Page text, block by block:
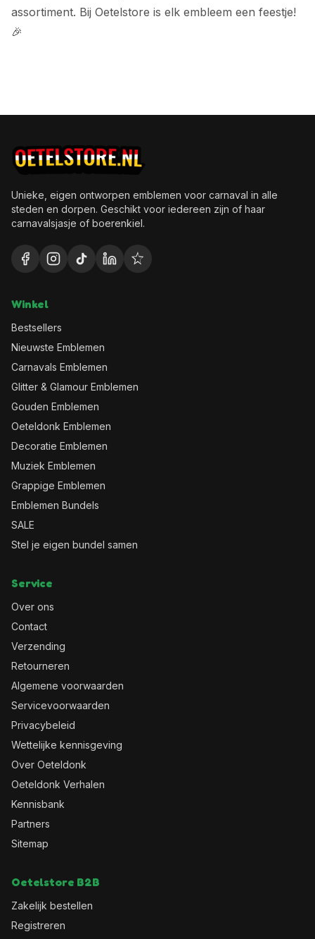
assortiment. Bij Oetelstore is elk embleem een feestje!
🎉
Unieke, eigen ontworpen emblemen voor carnaval in alle
steden en dorpen. Geschikt voor iedereen zijn of haar
carnavalsjasje of boerenkiel.
Winkel
Bestsellers
Nieuwste Emblemen
Carnavals Emblemen
Glitter & Glamour Emblemen
Gouden Emblemen
Oeteldonk Emblemen
Decoratie Emblemen
Muziek Emblemen
Grappige Emblemen
Emblemen Bundels
SALE
Stel je eigen bundel samen
Service
Over ons
Contact
Verzending
Retourneren
Algemene voorwaarden
Servicevoorwaarden
Privacybeleid
Wettelijke kennisgeving
Over Oeteldonk
Oeteldonk Verhalen
Kennisbank
Partners
Sitemap
Oetelstore B2B
Zakelijk bestellen
Registreren